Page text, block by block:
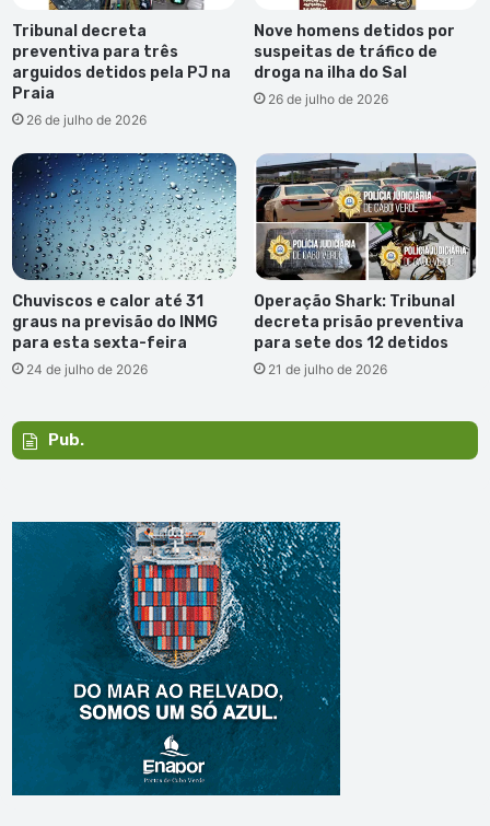
Tribunal decreta
preventiva para três
arguidos detidos pela PJ na
Praia
26 de julho de 2026
Nove homens detidos por
suspeitas de tráfico de
droga na ilha do Sal
26 de julho de 2026
Chuviscos e calor até 31
graus na previsão do INMG
para esta sexta-feira
24 de julho de 2026
Operação Shark: Tribunal
decreta prisão preventiva
para sete dos 12 detidos
21 de julho de 2026
Pub.